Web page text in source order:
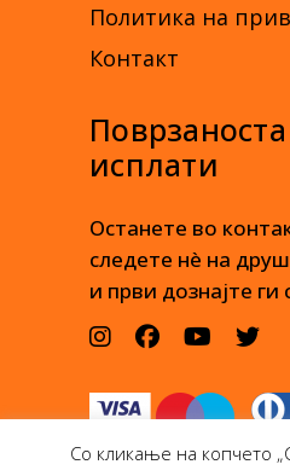
Политика на
Контакт
Поврзаноста
исплати
Останете во
следете нè на
и први дознајте ги
Со кликање на копчето